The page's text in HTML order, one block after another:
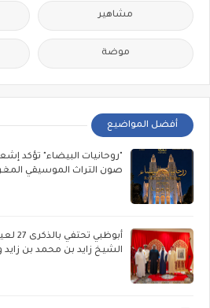
مشاهير
موضة
أفضل المواضيع
"روحانيات البيضاء" تؤكد
صون التراث الموسيقي
الشيخ زايد بن محمد بن